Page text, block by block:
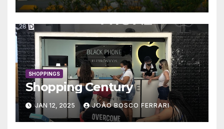
SHOPPINGS
Shopping Century
JAN 12, 2025 JOÃO BOSCO FERRARI